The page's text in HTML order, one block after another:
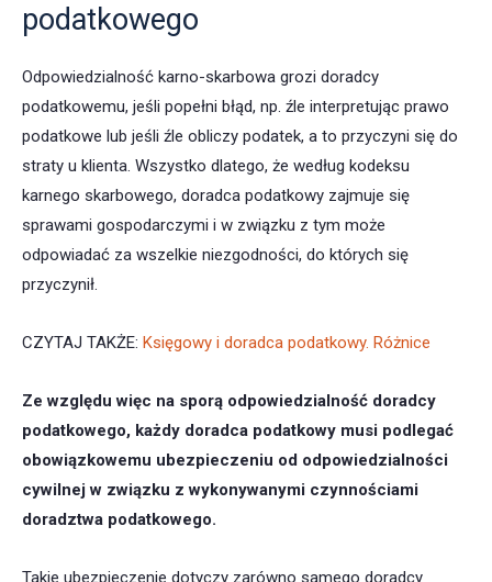
podatkowego
Odpowiedzialność karno-skarbowa grozi doradcy
podatkowemu, jeśli popełni błąd, np. źle interpretując prawo
podatkowe lub jeśli źle obliczy podatek, a to przyczyni się do
straty u klienta. Wszystko dlatego, że według kodeksu
karnego skarbowego, doradca podatkowy zajmuje się
sprawami gospodarczymi i w związku z tym może
odpowiadać za wszelkie niezgodności, do których się
przyczynił.
CZYTAJ TAKŻE: Księgowy i doradca podatkowy. Różnice
Ze względu więc na sporą odpowiedzialność doradcy
podatkowego, każdy doradca podatkowy musi podlegać
obowiązkowemu ubezpieczeniu od odpowiedzialności
cywilnej w związku z wykonywanymi czynnościami
doradztwa podatkowego.